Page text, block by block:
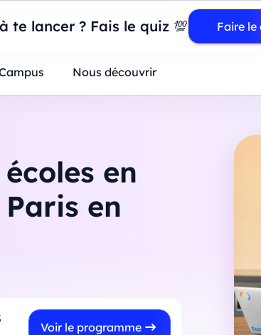
te lancer ? Fais le quiz 💯 Faire le
Power BI : construisez votre premier dashboard de
Nous découvrir
en
en
Voir le programme